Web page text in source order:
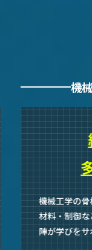
機
機械工学の骨
材料・制御
陣が学びをサ